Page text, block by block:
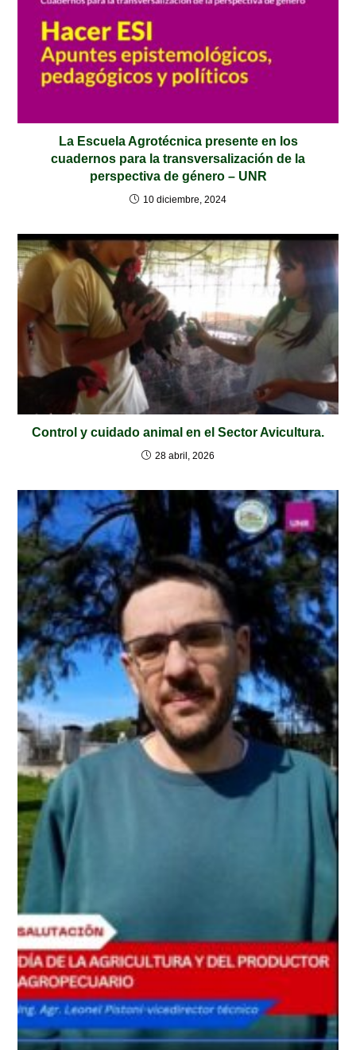
La Escuela Agrotécnica presente en los
cuadernos para la transversalización de la
perspectiva de género – UNR
10 diciembre, 2024
Control y cuidado animal en el Sector Avicultura.
28 abril, 2026